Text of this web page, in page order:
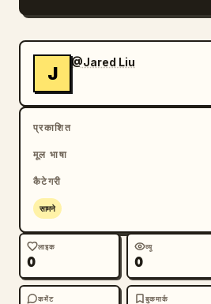
J
@Jared Liu
प्रकाशित
मूल भाषा
कैटेगरी
सामने
लाइक
0
व्यू
0
कमेंट बुकमार्क